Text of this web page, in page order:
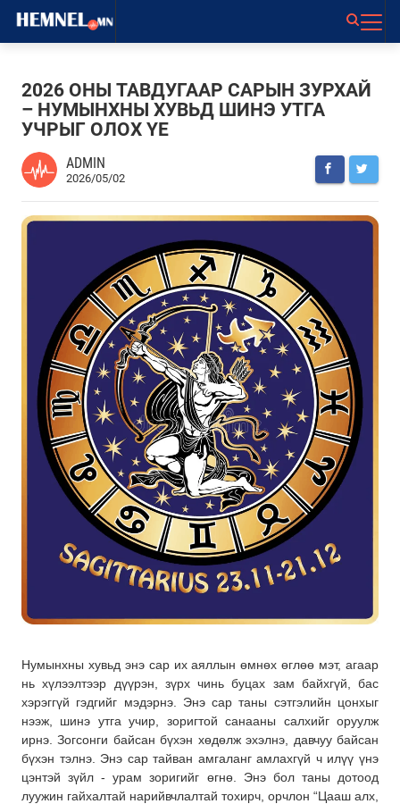
2026 ОНЫ ТАВДУГААР САРЫН ЗУРХАЙ
– НУМЫНХНЫ ХУВЬД ШИНЭ УТГА
УЧРЫГ ОЛОХ ҮЕ
ADMIN
2026/05/02
Нумынхны хувьд энэ сар их аяллын өмнөх өглөө мэт, агаар
нь хүлээлтээр дүүрэн, зүрх чинь буцах зам байхгүй, бас
хэрэггүй гэдгийг мэдэрнэ. Энэ сар таны сэтгэлийн цонхыг
нээж, шинэ утга учир, зоригтой санааны салхийг оруулж
ирнэ. Зогсонги байсан бүхэн хөдөлж эхэлнэ, давчуу байсан
бүхэн тэлнэ. Энэ сар тайван амгаланг амлахгүй ч илүү үнэ
цэнтэй зүйл - урам зоригийг өгнө. Энэ бол таны дотоод
луужин гайхалтай нарийвчлалтай тохирч, орчлон “Цааш алх,